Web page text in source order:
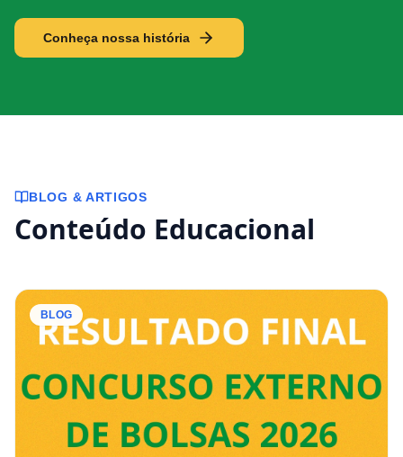
Conheça nossa história
BLOG & ARTIGOS
Conteúdo Educacional
BLOG